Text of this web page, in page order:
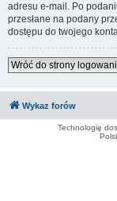
adresu e-mail. Po
przesłane na podany
dostępu do twojego
Wróć do strony
Wykaz forów
Technologię